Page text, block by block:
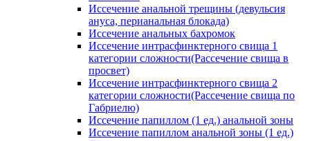
Иссечение анальной трещины (девульсия
ануса, перианальная блокада)
Иссечение анальных бахромок
Иссечение интрасфинктерного свища 1
категории сложности(Рассечение свища в
просвет)
Иссечение интрасфинктерного свища 2
категории сложности(Рассечение свища по
Габриелю)
Иссечение папиллом (1 ед.) анальной зоны
Иссечение папиллом анальной зоны (1 ед.)